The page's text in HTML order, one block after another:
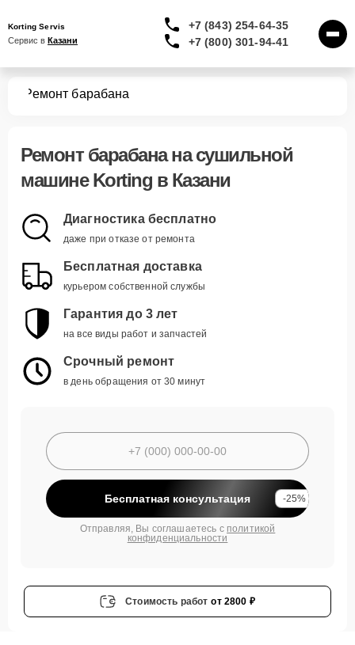
Korting Servis
Сервис в Казани
+7 (843) 254-64-35
+7 (800) 301-94-41
Ремонт барабана
Ремонт барабанана сушильной
машине Korting в Казани
Диагностика бесплатно
даже при отказе от ремонта
Бесплатная доставка
курьером собственной службы
Гарантия до 3 лет
на все виды работ и запчастей
Срочный ремонт
в день обращения от 30 минут
Бесплатная консультация -25%
Отправляя, Вы соглашаетесь с политикой
конфиденциальности
Стоимость работ от 2800 ₽